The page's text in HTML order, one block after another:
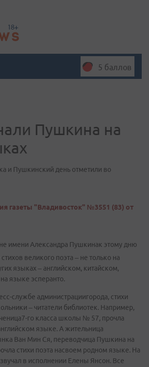
5 баллов
Пушкина на
и Пушкинский день отметили во
газеты "Владивосток" №3551 (83) от
имени Александра Пушкинак этому дню
великого поэта – не только на
языках – английском, китайском,
языке эсперанто.
службе администрациигорода, стихи
– читатели библиотек. Например,
го класса школы № 57, прочла
языке. А жительница
Ван Мин Ся, переводчица Пушкина на
стихи поэта насвоем родном языке. На
в исполнении Елены Янсон. Все